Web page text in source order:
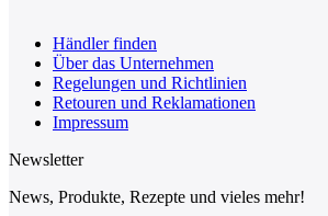
Händler finden
Über das Unternehmen
Regelungen und Richtlinien
Retouren und Reklamationen
Impressum
Newsletter
News, Produkte, Rezepte und vieles mehr!